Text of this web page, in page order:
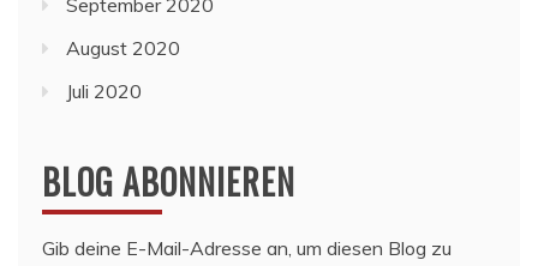
August 2020
Juli 2020
BLOG ABONNIEREN
Gib deine E-Mail-Adresse an, um diesen Blog zu